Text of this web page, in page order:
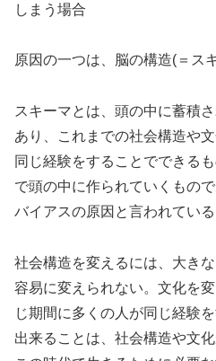
しまう場合
原因の一つは、脳の構造(＝ス
スキーマとは、頭の中に蓄積
あり、これまでの社会構造や
同じ経験をすることでできる
で頭の中に作られていくもの
バイアスの原因と言われている
社会構造を変えるには、大き
容易に変えられない。文化を
じ期間に多くの人が同じ経験
出来ることは、社会構造や文